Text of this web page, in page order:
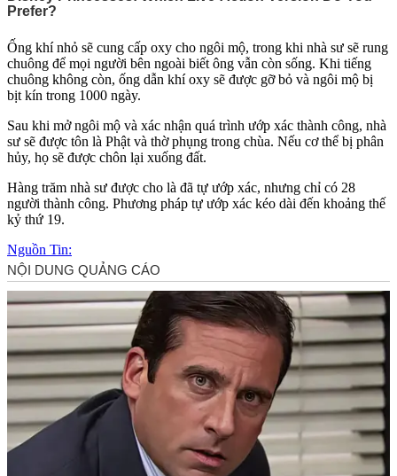
Ống khí nhỏ sẽ cung cấp oxy cho ngôi mộ, trong khi nhà sư sẽ rung
chuông để mọi người bên ngoài biết ông vẫn còn sống. Khi tiếng
chuông không còn, ống dẫn khí oxy sẽ được gỡ bỏ và ngôi mộ bị
bịt kín trong 1000 ngày.
Sau khi mở ngôi mộ và xác nhận quá trình ướp xác thành công, nhà
sư sẽ được tôn là Phật và thờ phụng trong chùa. Nếu c‌ơ th‌ể bị phân
hủy, họ sẽ được chôn lại xuống đất.
Hàng trăm nhà sư được cho là đã tự ướp xác, nhưng chỉ có 28
người thành công. Phương pháp tự ướp xác kéo dài đến khoảng thế
kỷ thứ 19.
Nguồn Tin: